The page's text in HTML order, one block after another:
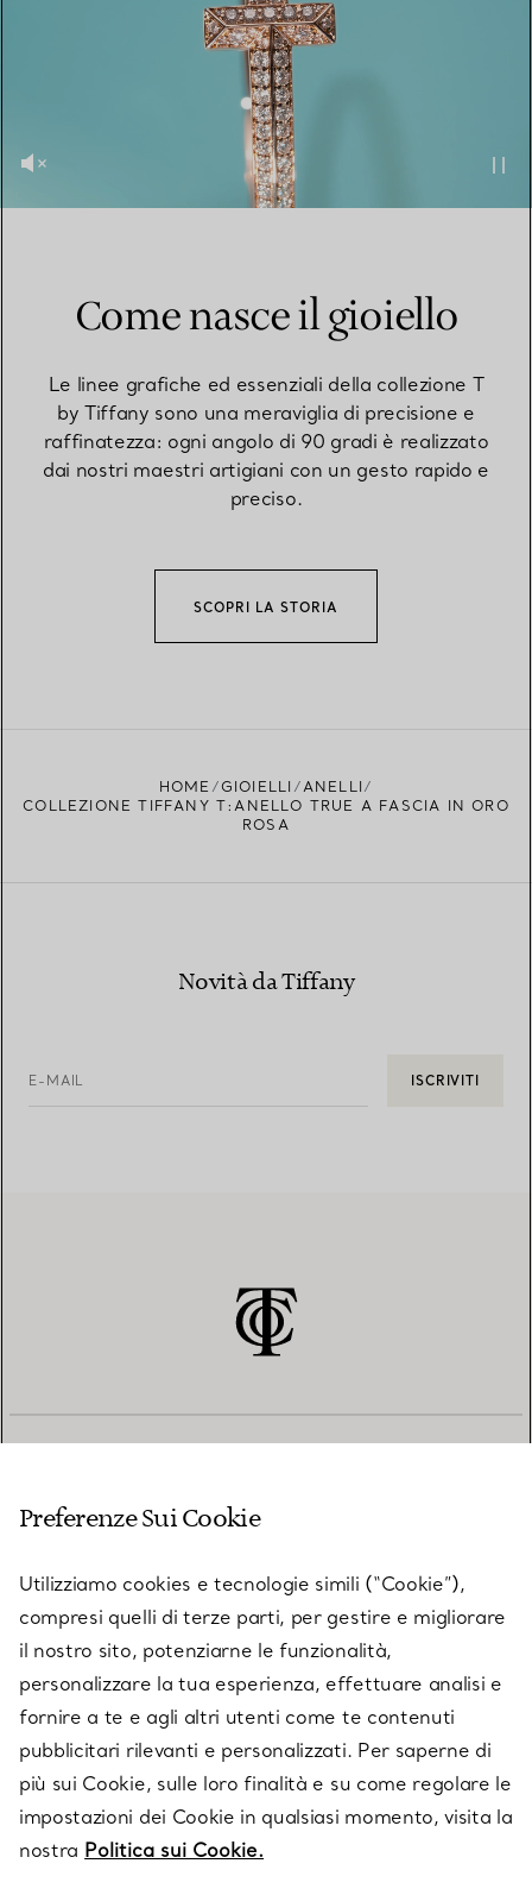
Come nasce il gioiello
Le linee grafiche ed essenziali della collezione T
by Tiffany sono una meraviglia di precisione e
raffinatezza: ogni angolo di 90 gradi è realizzato
dai nostri maestri artigiani con un gesto rapido e
preciso.
SCOPRI LA STORIA
HOME GIOIELLI
ANELLI
COLLEZIONE TIFFANY T:ANELLO TRUE A FASCIA IN ORO
ROSA
Novità da Tiffany
E-MAIL ISCRIVITI
SU TIFFANY & CO.
LEGALE
SEGUICI
Preferenze Sui Cookie
Utilizziamo cookies e tecnologie simili (“Cookie”),
compresi quelli di terze parti, per gestire e migliorare
il nostro sito, potenziarne le funzionalità,
personalizzare la tua esperienza, effettuare analisi e
fornire a te e agli altri utenti come te contenuti
pubblicitari rilevanti e personalizzati. Per saperne di
più sui Cookie, sulle loro finalità e su come regolare le
impostazioni dei Cookie in qualsiasi momento, visita la
nostra Politica sui Cookie.